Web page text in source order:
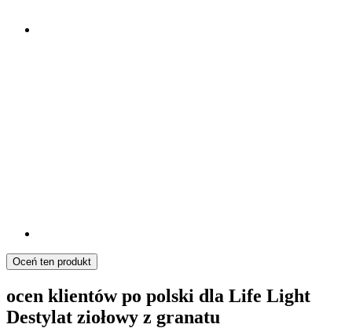
Oceń ten produkt
ocen klientów po polski dla Life Light
Destylat ziołowy z granatu